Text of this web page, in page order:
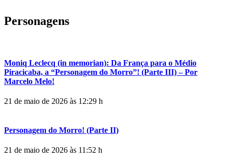
Personagens
Moniq Leclecq (in memorian): Da França para o Médio
Piracicaba, a “Personagem do Morro”! (Parte III) – Por
Marcelo Melo!
21 de maio de 2026 às 12:29 h
Personagem do Morro! (Parte II)
21 de maio de 2026 às 11:52 h